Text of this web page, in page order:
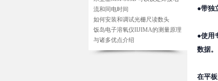
流和同电时间
如何安装和调试光栅尺读数头
饭岛电子溶氧仪IIJIMA的测量原理
与诸多优点介绍
●带独
●使用
数据
在平